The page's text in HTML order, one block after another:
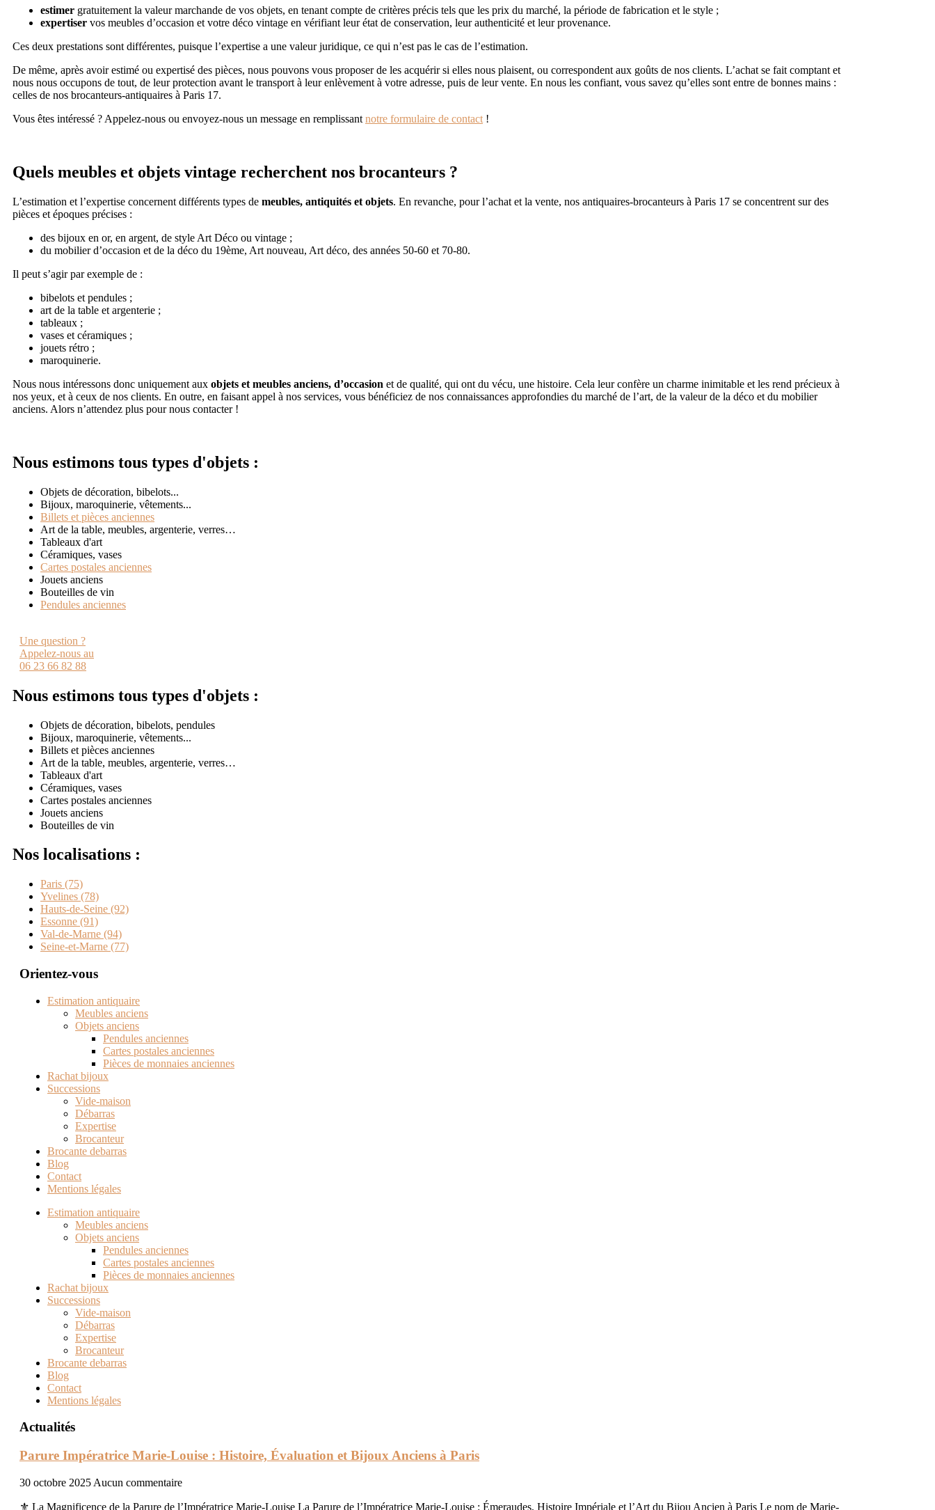
estimer gratuitement la valeur marchande de vos objets, en tenant compte de critères précis tels que les prix du marché, la période de fabrication et le style ;
expertiser vos meubles d’occasion et votre déco vintage en vérifiant leur état de conservation, leur authenticité et leur provenance.
Ces deux prestations sont différentes, puisque l’expertise a une valeur juridique, ce qui n’est pas le cas de l’estimation.
De même, après avoir estimé ou expertisé des pièces, nous pouvons vous proposer de les acquérir si elles nous plaisent, ou correspondent aux goûts de nos clients. L’achat se fait comptant et
nous nous occupons de tout, de leur protection avant le transport à leur enlèvement à votre adresse, puis de leur vente. En nous les confiant, vous savez qu’elles sont entre de bonnes mains :
celles de nos brocanteurs-antiquaires à Paris 17.
Vous êtes intéressé ? Appelez-nous ou envoyez-nous un message en remplissant notre formulaire de contact !
Quels meubles et objets vintage recherchent nos brocanteurs ?
L’estimation et l’expertise concernent différents types de meubles, antiquités et objets. En revanche, pour l’achat et la vente, nos antiquaires-brocanteurs à Paris 17 se concentrent sur des
pièces et époques précises :
des bijoux en or, en argent, de style Art Déco ou vintage ;
du mobilier d’occasion et de la déco du 19ème, Art nouveau, Art déco, des années 50-60 et 70-80.
Il peut s’agir par exemple de :
bibelots et pendules ;
art de la table et argenterie ;
tableaux ;
vases et céramiques ;
jouets rétro ;
maroquinerie.
Nous nous intéressons donc uniquement aux objets et meubles anciens, d’occasion et de qualité, qui ont du vécu, une histoire. Cela leur confère un charme inimitable et les rend précieux à
nos yeux, et à ceux de nos clients. En outre, en faisant appel à nos services, vous bénéficiez de nos connaissances approfondies du marché de l’art, de la valeur de la déco et du mobilier
anciens. Alors n’attendez plus pour nous contacter !
Nous estimons tous types d'objets :
Objets de décoration, bibelots...
Bijoux, maroquinerie, vêtements...
Billets et pièces anciennes
Art de la table, meubles, argenterie, verres…
Tableaux d'art
Céramiques, vases
Cartes postales anciennes
Jouets anciens
Bouteilles de vin
Pendules anciennes
Une question ?
Appelez-nous au
06 23 66 82 88
Nous estimons tous types d'objets :
Objets de décoration, bibelots, pendules
Bijoux, maroquinerie, vêtements...
Billets et pièces anciennes
Art de la table, meubles, argenterie, verres…
Tableaux d'art
Céramiques, vases
Cartes postales anciennes
Jouets anciens
Bouteilles de vin
Nos localisations :
Paris (75)
Yvelines (78)
Hauts-de-Seine (92)
Essonne (91)
Val-de-Marne (94)
Seine-et-Marne (77)
Orientez-vous
Estimation antiquaire
Meubles anciens
Objets anciens
Pendules anciennes
Cartes postales anciennes
Pièces de monnaies anciennes
Rachat bijoux
Successions
Vide-maison
Débarras
Expertise
Brocanteur
Brocante debarras
Blog
Contact
Mentions légales
Estimation antiquaire
Meubles anciens
Objets anciens
Pendules anciennes
Cartes postales anciennes
Pièces de monnaies anciennes
Rachat bijoux
Successions
Vide-maison
Débarras
Expertise
Brocanteur
Brocante debarras
Blog
Contact
Mentions légales
Actualités
Parure Impératrice Marie-Louise : Histoire, Évaluation et Bijoux Anciens à Paris
30 octobre 2025 Aucun commentaire
⚜️ La Magnificence de la Parure de l’Impératrice Marie-Louise La Parure de l’Impératrice Marie-Louise : Émeraudes, Histoire Impériale et l’Art du Bijou Ancien à Paris Le nom de Marie-